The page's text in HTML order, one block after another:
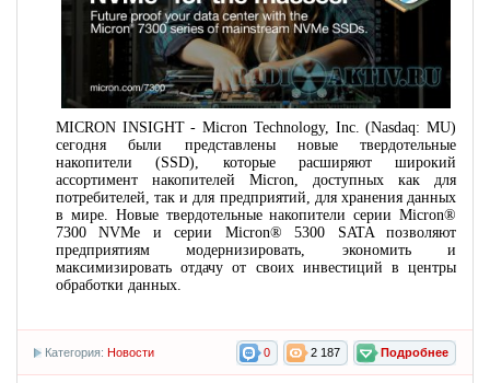
MICRON INSIGHT - Micron Technology, Inc. (Nasdaq: MU)
сегодня были представлены новые твердотельные
накопители (SSD), которые расширяют широкий
ассортимент накопителей Micron, доступных как для
потребителей, так и для предприятий, для хранения данных
в мире. Новые твердотельные накопители серии Micron®
7300 NVMe и серии Micron® 5300 SATA позволяют
предприятиям модернизировать, экономить и
максимизировать отдачу от своих инвестиций в центры
обработки данных.
Подробнее
2 187
0
Категория: Новости